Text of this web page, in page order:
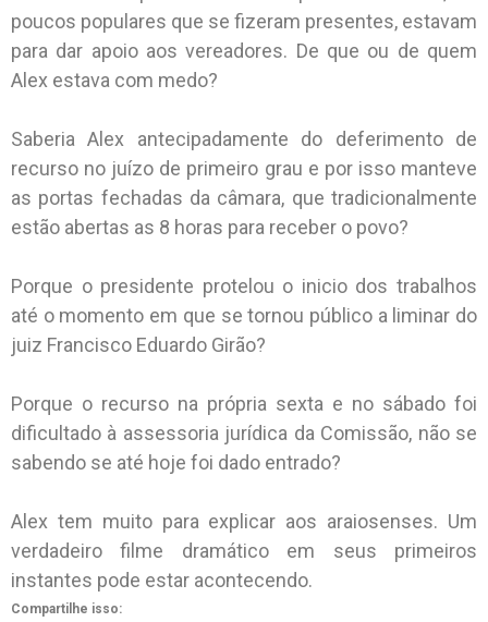
poucos populares que se fizeram presentes, estavam
para dar apoio aos vereadores. De que ou de quem
Alex estava com medo?
Saberia Alex antecipadamente do deferimento de
recurso no juízo de primeiro grau e por isso manteve
as portas fechadas da câmara, que tradicionalmente
estão abertas as 8 horas para receber o povo?
Porque o presidente protelou o inicio dos trabalhos
até o momento em que se tornou público a liminar do
juiz Francisco Eduardo Girão?
Porque o recurso na própria sexta e no sábado foi
dificultado à assessoria jurídica da Comissão, não se
sabendo se até hoje foi dado entrado?
Alex tem muito para explicar aos araiosenses. Um
verdadeiro filme dramático em seus primeiros
instantes pode estar acontecendo.
Compartilhe isso: